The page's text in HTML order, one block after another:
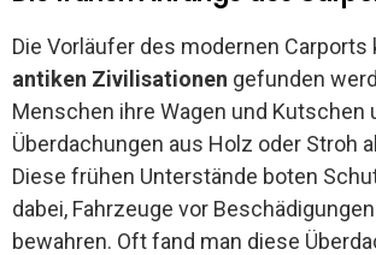
Die Vorläufer des modernen Carports
antiken Zivilisationen gefunden
Menschen ihre Wagen und Kutschen
Überdachungen aus Holz oder Stroh
Diese frühen Unterstände boten
dabei, Fahrzeuge vor
bewahren. Oft fand man diese